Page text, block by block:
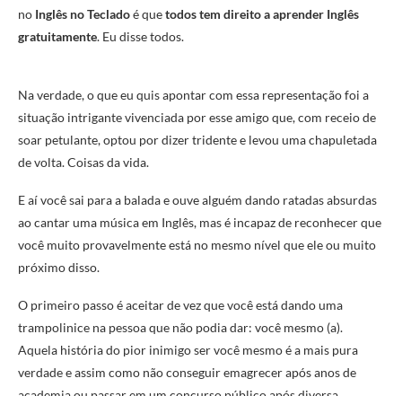
no Inglês no Tecladoé quetodos tem direito a aprender Inglês
gratuitamente. Eu disse todos.
Na verdade, o que eu quis apontar com essa representação foi a
situação intrigante vivenciada por esse amigo que, com receio de
soar petulante, optou por dizer tridente e levou uma chapuletada
de volta. Coisas da vida.
E aí você sai para a balada e ouve alguém dando ratadas absurdas
ao cantar uma música em Inglês, mas é incapaz de reconhecer que
você muito provavelmente está no mesmo nível que ele ou muito
próximo disso.
O primeiro passo é aceitar de vez que você está dando uma
trampolinice na pessoa que não podia dar: você mesmo (a).
Aquela história do pior inimigo ser você mesmo é a mais pura
verdade e assim como não conseguir emagrecer após anos de